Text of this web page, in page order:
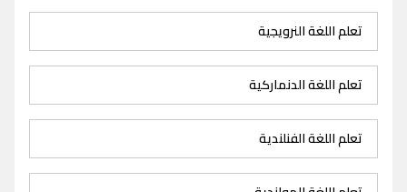
تعلم اللغة النرويجية
تعلم اللغة الدنماركية
تعلم اللغة الفنلندية